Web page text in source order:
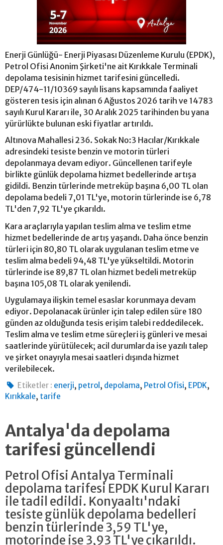
Enerji Günlüğü- Enerji Piyasası Düzenleme Kurulu (EPDK),
Petrol Ofisi Anonim Şirketi'ne ait Kırıkkale Terminali
depolama tesisinin hizmet tarifesini güncelledi.
DEP/474-11/10369 sayılı lisans kapsamında faaliyet
gösteren tesis için alınan 6 Ağustos 2026 tarih ve 14783
sayılı Kurul Kararı ile, 30 Aralık 2025 tarihinden bu yana
yürürlükte bulunan eski fiyatlar artırıldı.
Altınova Mahallesi 236. Sokak No:3 Hacılar/Kırıkkale
adresindeki tesiste benzin ve motorin türleri
depolanmaya devam ediyor. Güncellenen tarifeyle
birlikte günlük depolama hizmet bedellerinde artışa
gidildi. Benzin türlerinde metreküp başına 6,00 TL olan
depolama bedeli 7,01 TL'ye, motorin türlerinde ise 6,78
TL'den 7,92 TL'ye çıkarıldı.
Kara araçlarıyla yapılan teslim alma ve teslim etme
hizmet bedellerinde de artış yaşandı. Daha önce benzin
türleri için 80,80 TL olarak uygulanan teslim etme ve
teslim alma bedeli 94,48 TL'ye yükseltildi. Motorin
türlerinde ise 89,87 TL olan hizmet bedeli metreküp
başına 105,08 TL olarak yenilendi.
Uygulamaya ilişkin temel esaslar korunmaya devam
ediyor. Depolanacak ürünler için talep edilen süre 180
günden az olduğunda tesis erişim talebi reddedilecek.
Teslim alma ve teslim etme süreçleri iş günleri ve mesai
saatlerinde yürütülecek; acil durumlarda ise yazılı talep
ve şirket onayıyla mesai saatleri dışında hizmet
verilebilecek.
Etiketler : enerji, petrol , depolama, Petrol Ofisi, EPDK,
Kırıkkale, tarife
Antalya'da depolama
tarifesi güncellendi
Petrol Ofisi Antalya Terminali
depolama tarifesi EPDK Kurul Kararı
ile tadil edildi. Konyaaltı'ndaki
tesiste günlük depolama bedelleri
benzin türlerinde 3,59 TL'ye,
motorinde ise 3,93 TL'ye çıkarıldı.